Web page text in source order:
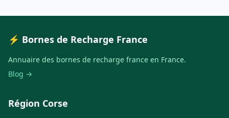
⚡ Bornes de Recharge France
Annuaire des bornes de recharge france en France.
Blog →
Région Corse